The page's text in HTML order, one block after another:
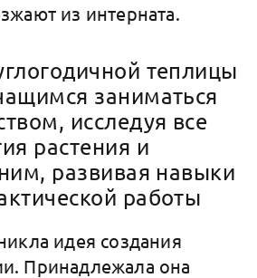
из интерната.
теплицы
заниматься
исследуя все
растения и
развивая навыки
работы
идея создания
Принадлежала она